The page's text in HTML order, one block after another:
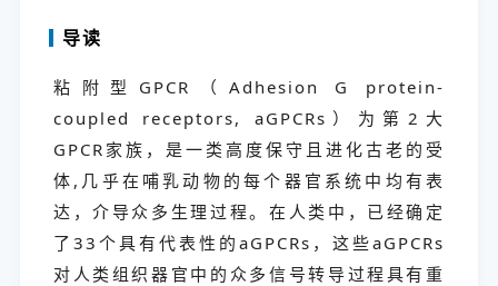
导读
粘附型GPCR（Adhesion G protein-
coupled receptors, aGPCRs）为第2大
GPCR家族，是一类高度保守且进化古老的受
体,几乎在哺乳动物的每个器官系统中均有表
达，介导众多生理过程。在人类中，已经确定
了33个具有代表性的aGPCRs，这些aGPCRs
对人类组织器官中的众多信号转导过程具有重